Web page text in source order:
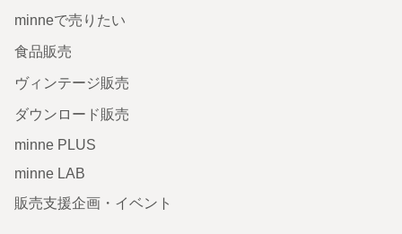
minneで売りたい
食品販売
ヴィンテージ販売
ダウンロード販売
minne PLUS
minne LAB
販売支援企画・イベント